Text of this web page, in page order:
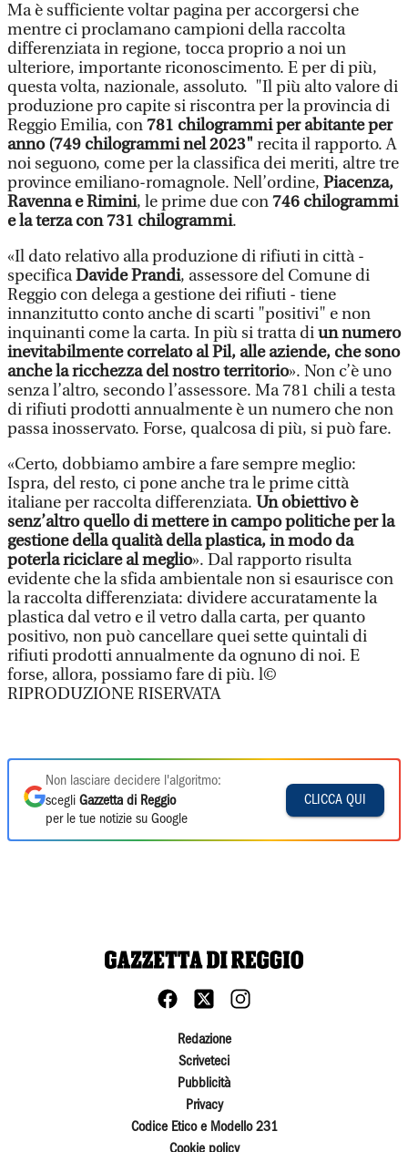
Ma è sufficiente voltar pagina per accorgersi che
mentre ci proclamano campioni della raccolta
differenziata in regione, tocca proprio a noi un
ulteriore, importante riconoscimento. E per di più,
questa volta, nazionale, assoluto. "Il più alto valore di
produzione pro capite si riscontra per la provincia di
Reggio Emilia, con781 chilogrammi per abitante per
anno (749 chilogrammi nel 2023" recita il rapporto. A
noi seguono, come per la classifica dei meriti, altre tre
province emiliano-romagnole. Nell’ordine, Piacenza,
Ravenna e Rimini, le prime due con746 chilogrammi
e la terza con 731 chilogrammi.
«Il dato relativo alla produzione di rifiuti in città -
specificaDavide Prandi, assessore del Comune di
Reggio con delega a gestione dei rifiuti - tiene
innanzitutto conto anche di scarti "positivi" e non
inquinanti come la carta. In più si tratta diun numero
inevitabilmente correlato al Pil, alle aziende, che sono
anche la ricchezza del nostro territorio». Non c’è uno
senza l’altro, secondo l’assessore. Ma 781 chili a testa
di rifiuti prodotti annualmente è un numero che non
passa inosservato. Forse, qualcosa di più, si può fare.
«Certo, dobbiamo ambire a fare sempre meglio:
Ispra, del resto, ci pone anche tra le prime città
italiane per raccolta differenziata. Un obiettivo è
senz’altro quello di mettere in campo politiche per la
gestione della qualità della plastica, in modo da
poterla riciclare al meglio». Dal rapporto risulta
evidente che la sfida ambientale non si esaurisce con
la raccolta differenziata: dividere accuratamente la
plastica dal vetro e il vetro dalla carta, per quanto
positivo, non può cancellare quei sette quintali di
rifiuti prodotti annualmente da ognuno di noi. E
forse, allora, possiamo fare di più. l©
RIPRODUZIONE RISERVATA
Non lasciare decidere l'algoritmo:
scegli Gazzetta di Reggio
per le tue notizie su Google
CLICCA QUI
Redazione
Scriveteci
Pubblicità
Privacy
Codice Etico e Modello 231
Cookie policy